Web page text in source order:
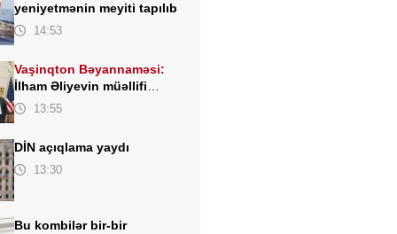
yeniyetmənin meyiti tapılıb
14:53
Vaşinqton Bəyannaməsi:
İlham Əliyevin müəllifi
olduğu sülh gündəliyinin
13:55
DİN açıqlama yaydı
13:30
Bu kombilər bir-bir